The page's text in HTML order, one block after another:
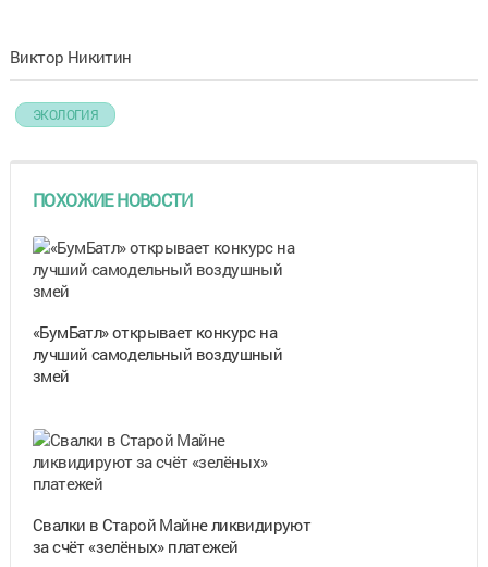
Виктор Никитин
ЭКОЛОГИЯ
ПОХОЖИЕ НОВОСТИ
«БумБатл» открывает конкурс на
лучший самодельный воздушный
змей
Свалки в Старой Майне ликвидируют
за счёт «зелёных» платежей